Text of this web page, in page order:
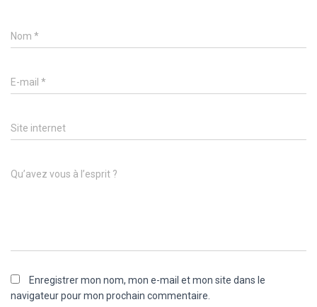
Nom *
E-mail *
Site internet
Qu’avez vous à l’esprit ?
Enregistrer mon nom, mon e-mail et mon site dans le
navigateur pour mon prochain commentaire.